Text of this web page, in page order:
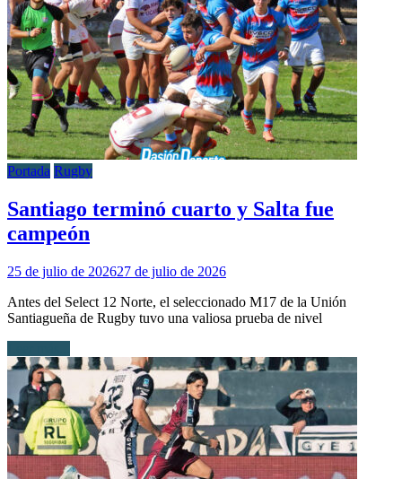
Portada Rugby
Santiago terminó cuarto y Salta fue
campeón
25 de julio de 202627 de julio de 2026
Antes del Select 12 Norte, el seleccionado M17 de la Unión
Santiagueña de Rugby tuvo una valiosa prueba de nivel